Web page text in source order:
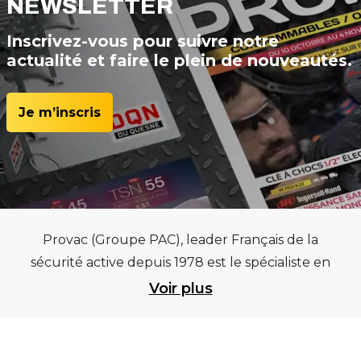
NEWSLETTER
Inscrivez-vous pour suivre notre
actualité et faire le plein de nouveautés.
Je m’inscris
Provac (Groupe PAC), leader Français de la
sécurité active depuis 1978 est le spécialiste en
équipements pour garages et centres
Voir plus